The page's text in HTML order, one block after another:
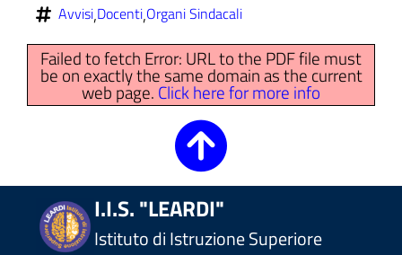
del sito
Avvisi,Docenti,Organi Sindacali
Failed to fetch Error: URL to the PDF file must
be on exactly the same domain as the current
web page. Click here for more info
I.I.S. "LEARDI"
Istituto di Istruzione Superiore